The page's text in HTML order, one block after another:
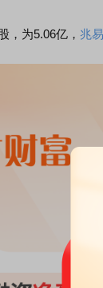
，为5.06亿， 兆